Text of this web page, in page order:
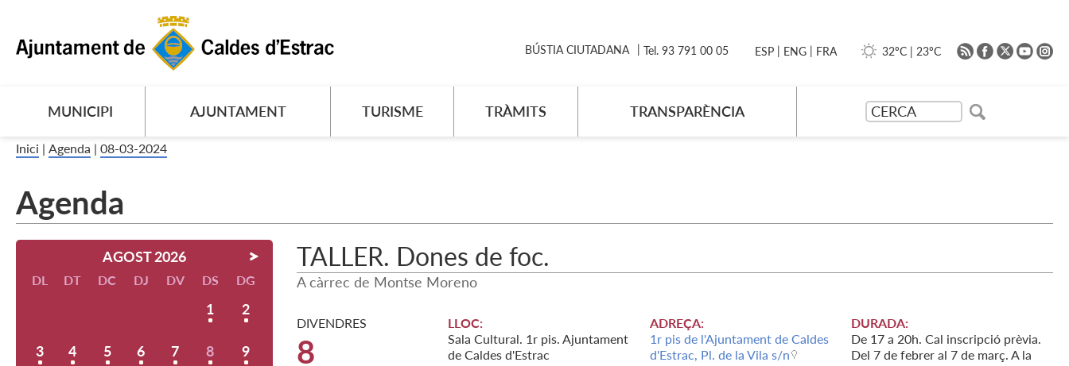
MUNICIPI AJUNTAMENT TURISME TRÀMITS TRANSPARÈNCIA
BÚSTIA CIUTADANA Tel. 93 791 00 05 ESP | ENG | FRA 32ºC | 23ºC
Inici | Agenda | 08-03-2024
Agenda
AGOST 2026
DL DT DC DJ DV DS DG
1 2
3 4 5 6 7 8 9
TALLER. Dones de foc.
A càrrec de Montse Moreno
DIVENDRES
8
LLOC:
Sala Cultural. 1r pis. Ajuntament
de Caldes d'Estrac
ADREÇA:
1r pis de l'Ajuntament de Caldes
d'Estrac, Pl. de la Vila s/n
DURADA:
De 17 a 20h. Cal inscripció prèvia.
Del 7 de febrer al 7 de març. A la